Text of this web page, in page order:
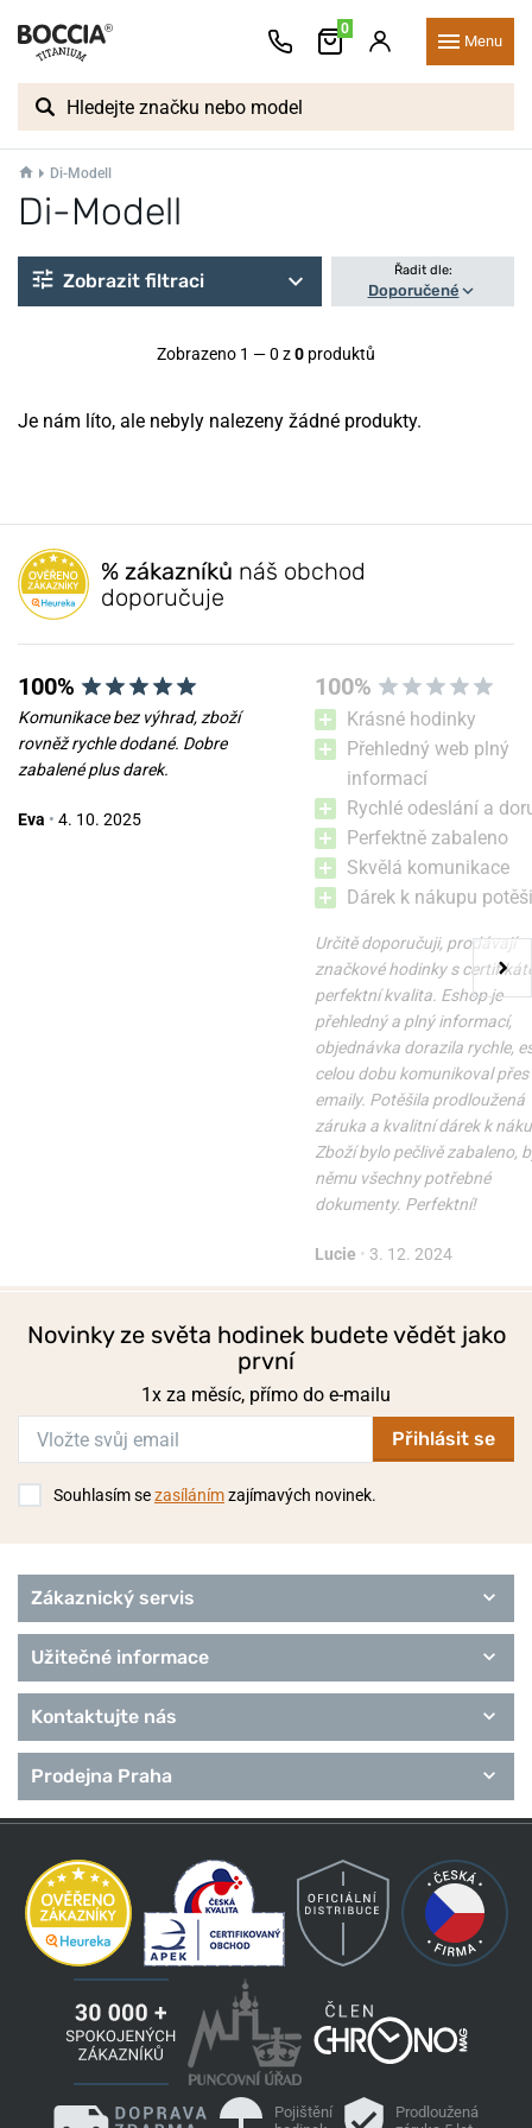
0
Menu
Di-Modell
Di-Modell
Zobrazit filtraci Řadit dle:
Doporučené
Zobrazeno 1 — 0 z0 produktů
Je nám líto, ale nebyly nalezeny žádné produkty.
% zákazníků náš obchod
doporučuje
100%
Komunikace bez výhrad, zboží
rovněž rychle dodané. Dobre
zabalené plus darek.
Eva • 4. 10. 2025
100%
Krásné hodinky
Přehledný web plný
informací
Rychlé odeslání a
Perfektně zabaleno
Skvělá komunikace
Dárek k nákupu
Určitě doporučuji, prodávají
značkové hodinky s
perfektní kvalita. Eshop je
přehledný a plný informací,
objednávka dorazila rychle,
celou dobu komunikoval přes
emaily. Potěšila prodloužená
záruka a kvalitní dárek k
Zboží bylo pečlivě zabaleno,
němu všechny potřebné
dokumenty. Perfektní!
Lucie • 3. 12. 2024
Novinky ze světa hodinek budete vědět jako
první
1x za měsíc, přímo do e-mailu
Přihlásit se
Souhlasím sezasílánímzajímavých novinek.
Zákaznický servis
Užitečné informace
Kontaktujte nás
Prodejna Praha
Pojištění
Prodloužená